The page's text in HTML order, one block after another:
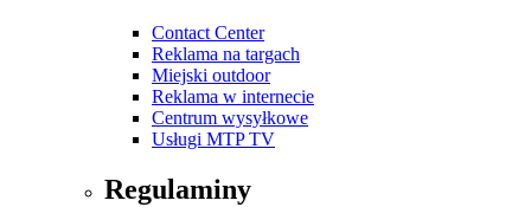
Contact Center
Reklama na targach
Miejski outdoor
Reklama w internecie
Centrum wysyłkowe
Usługi MTP TV
Regulaminy